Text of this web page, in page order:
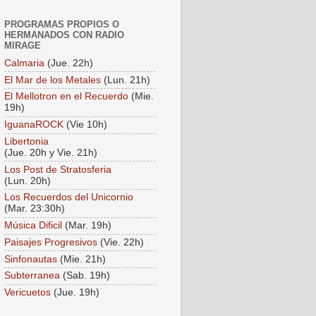
PROGRAMAS PROPIOS O
HERMANADOS CON RADIO
MIRAGE
Calmaria (Jue. 22h)
El Mar de los Metales (Lun. 21h)
El Mellotron en el Recuerdo (Mie.
19h)
IguanaROCK (Vie 10h)
Libertonia
(Jue. 20h y Vie. 21h)
Los Post de Stratosferia
(Lun. 20h)
Los Recuerdos del Unicornio
(Mar. 23:30h)
Música Dificil (Mar. 19h)
Paisajes Progresivos (Vie. 22h)
Sinfonautas (Mie. 21h)
Subterranea (Sab. 19h)
Vericuetos (Jue. 19h)